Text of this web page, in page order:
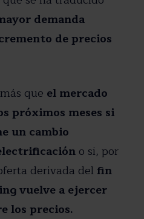
demanda
de precios
que el mercado
próximos meses si
un cambio
o si, por
derivada del fin
vuelve a ejercer
los precios.